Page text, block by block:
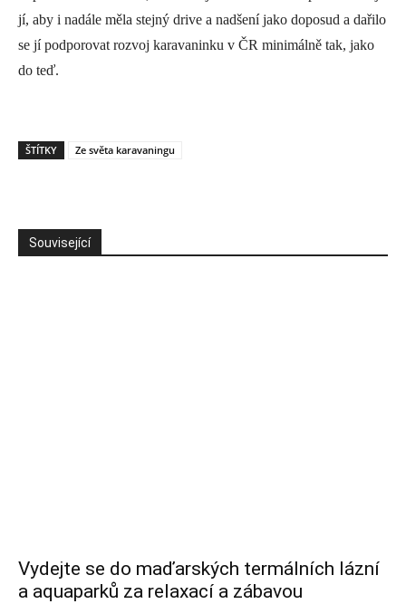
jí, aby i nadále měla stejný drive a nadšení jako doposud a dařilo
se jí podporovat rozvoj karavaninku v ČR minimálně tak, jako
do teď.
ŠTÍTKY Ze světa karavaningu
Související
Vydejte se do maďarských termálních lázní
a aquaparků za relaxací a zábavou